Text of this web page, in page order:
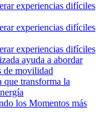
experiencias difíciles
experiencias difíciles
experiencias difíciles
ayuda a abordar
de movilidad
transforma la
los Momentos más